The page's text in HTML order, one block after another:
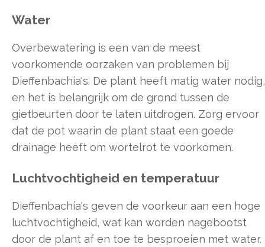
Water
Overbewatering is een van de meest
voorkomende oorzaken van problemen bij
Dieffenbachia's. De plant heeft matig water nodig,
en het is belangrijk om de grond tussen de
gietbeurten door te laten uitdrogen. Zorg ervoor
dat de pot waarin de plant staat een goede
drainage heeft om wortelrot te voorkomen.
Luchtvochtigheid en temperatuur
Dieffenbachia's geven de voorkeur aan een hoge
luchtvochtigheid, wat kan worden nagebootst
door de plant af en toe te besproeien met water.